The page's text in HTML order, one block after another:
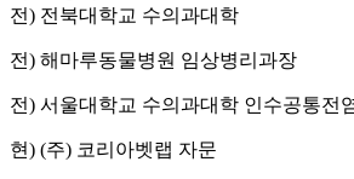
전) 전북대학교 수의과대학
전) 해마루동물병원 임상병리과장
전) 서울대학교 수의과대학 인수공통전
현) (주) 코리아벳랩 자문